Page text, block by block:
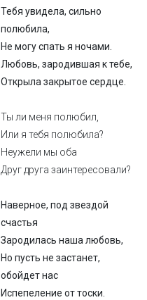
Тебя увидела, сильно
полюбила,
Не могу спать я ночами.
Любовь, зародившая к тебе,
Открыла закрытое сердце.
Ты ли меня полюбил,
Или я тебя полюбила?
Неужели мы оба
Друг друга заинтересовали?
Наверное, под звездой
счастья
Зародилась наша любовь,
Но пусть не застанет,
обойдет нас
Испепеление от тоски.